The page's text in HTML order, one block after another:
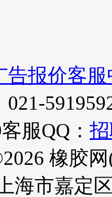
告报价客
客服QQ：
橡胶
海市嘉定